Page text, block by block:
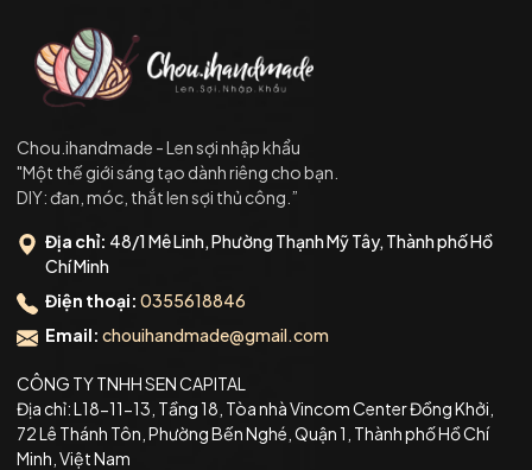
Chou.ihandmade - Len sợi nhập khẩu
"Một thế giới sáng tạo dành riêng cho bạn.
DIY: đan, móc, thắt len sợi thủ công.”
Địa chỉ: 48/1 Mê Linh, Phường Thạnh Mỹ Tây, Thành phố Hồ
Chí Minh
Điện thoại: 0355618846
Email: chouihandmade@gmail.com
CÔNG TY TNHH SEN CAPITAL
Địa chỉ: L18-11-13, Tầng 18, Tòa nhà Vincom Center Đồng Khởi,
72 Lê Thánh Tôn, Phường Bến Nghé, Quận 1, Thành phố Hồ Chí
Minh, Việt Nam